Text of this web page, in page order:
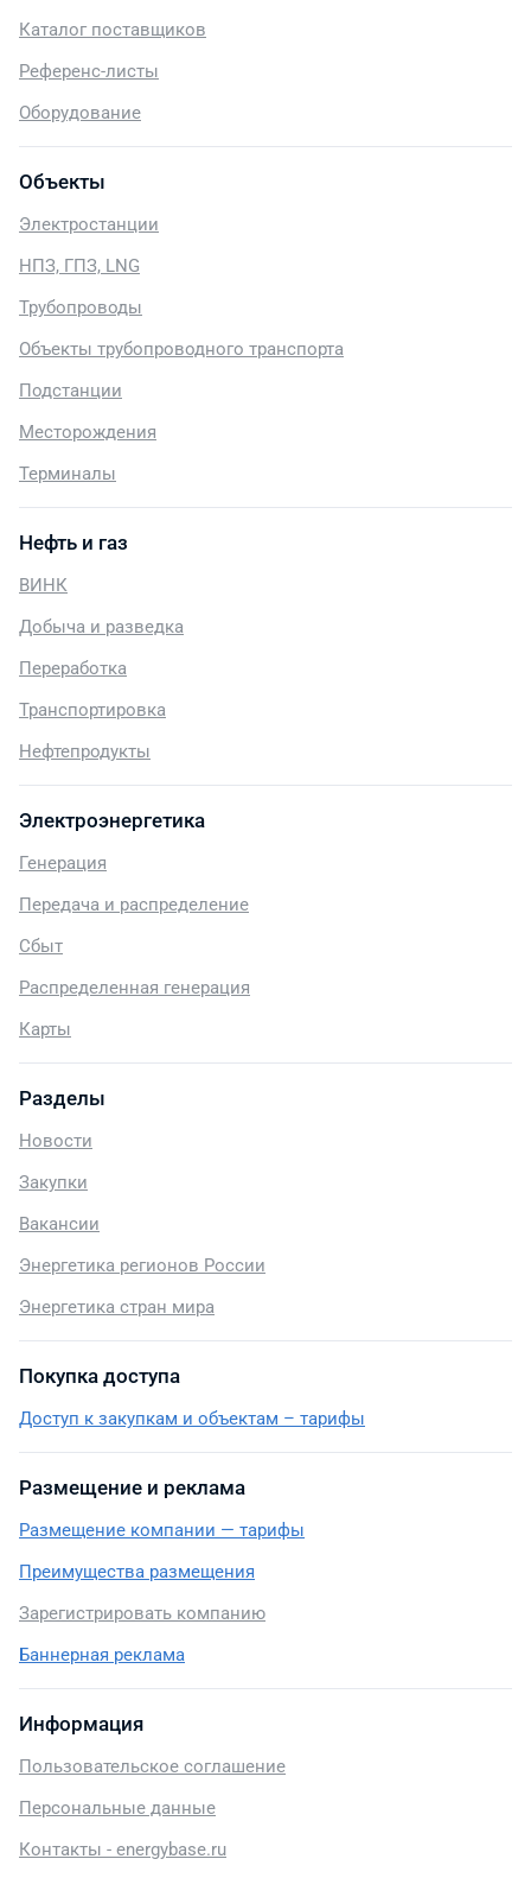
Каталог поставщиков
Референс-листы
Оборудование
Объекты
Электростанции
НПЗ, ГПЗ, LNG
Трубопроводы
Объекты трубопроводного транспорта
Подстанции
Месторождения
Терминалы
Нефть и газ
ВИНК
Добыча и разведка
Переработка
Транспортировка
Нефтепродукты
Электроэнергетика
Генерация
Передача и распределение
Сбыт
Распределенная генерация
Карты
Разделы
Новости
Закупки
Вакансии
Энергетика регионов России
Энергетика стран мира
Покупка доступа
Доступ к закупкам и объектам – тарифы
Размещение и реклама
Размещение компании — тарифы
Преимущества размещения
Зарегистрировать компанию
Баннерная реклама
Информация
Пользовательское соглашение
Персональные данные
Контакты - energybase.ru